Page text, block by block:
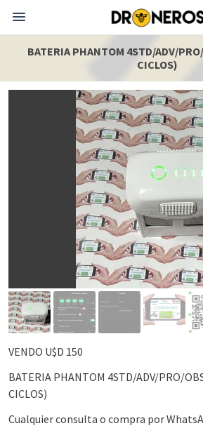
BATERIA PHANTOM 4STD/ADV/
CICLOS)
VENDO U$D 150
BATERIA PHANTOM 4STD/ADV/PRO/
CICLOS)
Cualquier consulta o compra por